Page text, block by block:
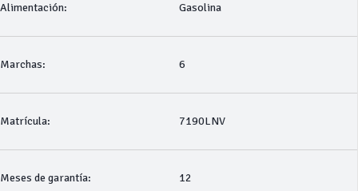
Alimentación: Gasolina
Marchas: 6
Matrícula: 7190LNV
Meses de garantía: 12